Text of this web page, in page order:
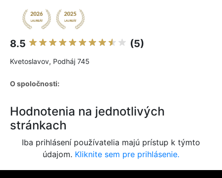
8.5 (5)
Kvetoslavov, Podháj 745
O spoločnosti:
Hodnotenia na jednotlivých
stránkach
Iba prihlásení používatelia majú prístup k týmto
údajom. Kliknite sem pre prihlásenie.